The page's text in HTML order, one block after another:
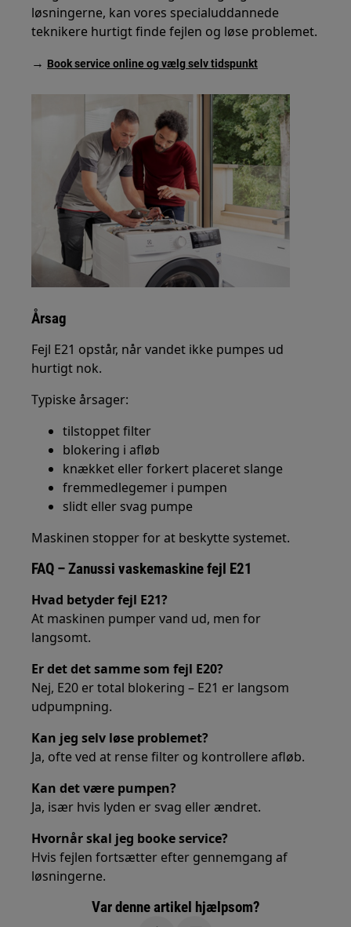
løsningerne, kan vores specialuddannede
teknikere hurtigt finde fejlen og løse problemet.
→ Book service online og vælg selv tidspunkt
Årsag
Fejl E21 opstår, når vandet ikke pumpes ud
hurtigt nok.
Typiske årsager:
tilstoppet filter
blokering i afløb
knækket eller forkert placeret slange
fremmedlegemer i pumpen
slidt eller svag pumpe
Maskinen stopper for at beskytte systemet.
FAQ – Zanussi vaskemaskine fejl E21
Hvad betyder fejl E21?
At maskinen pumper vand ud, men for
langsomt.
Er det det samme som fejl E20?
Nej, E20 er total blokering – E21 er langsom
udpumpning.
Kan jeg selv løse problemet?
Ja, ofte ved at rense filter og kontrollere afløb.
Kan det være pumpen?
Ja, især hvis lyden er svag eller ændret.
Hvornår skal jeg booke service?
Hvis fejlen fortsætter efter gennemgang af
løsningerne.
Var denne artikel hjælpsom?